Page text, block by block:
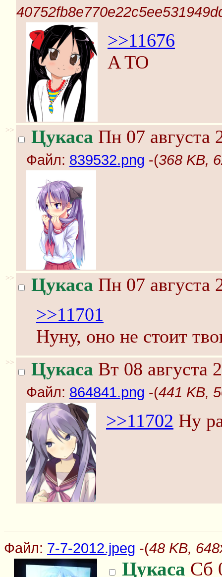
>>11676
A TO
>> Цукаса Пн 07 августа
Файл: 839532.png -(368 KB,
>> Цукаса Пн 07 августа
>>11701
Нуну, оно не стоит
>> Цукаса Вт 08 августа
Файл: 864841.png -(441 KB,
>>11702 Ну
Файл: 7-7-2012.jpeg -(48 KB,
Цукаса Сб